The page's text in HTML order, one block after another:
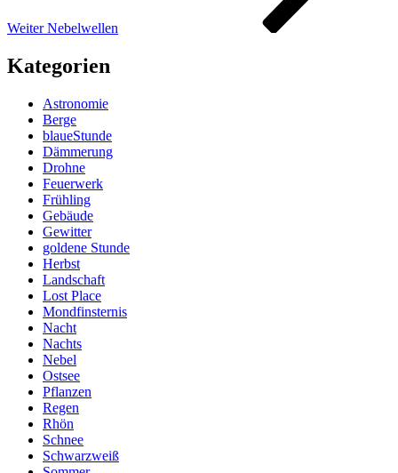
Weiter Nebelwellen
Kategorien
Astronomie
Berge
blaueStunde
Dämmerung
Drohne
Feuerwerk
Frühling
Gebäude
Gewitter
goldene Stunde
Herbst
Landschaft
Lost Place
Mondfinsternis
Nacht
Nachts
Nebel
Ostsee
Pflanzen
Regen
Rhön
Schnee
Schwarzweiß